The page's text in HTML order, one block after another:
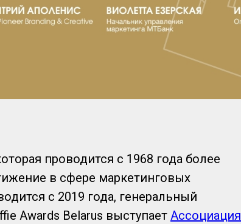
проводится с 1968 года более
в сфере маркетинговых
с 2019 года, генеральный
Awards Belarus выступает Ассоциация